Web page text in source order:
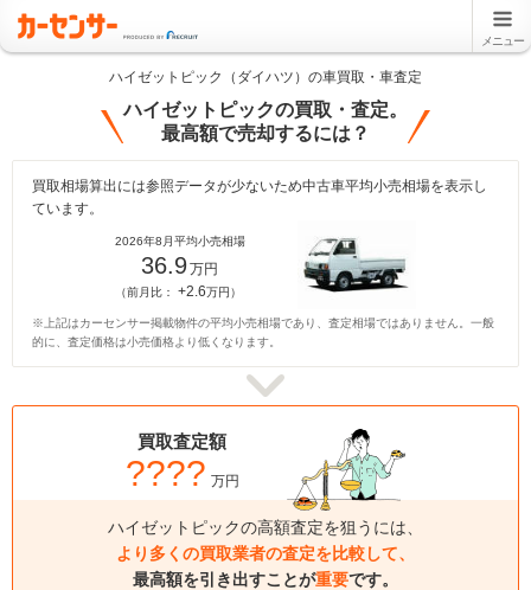
メニュー
ハイゼットピック（ダイハツ）の車買取・車査定
ハイゼットピックの買取・査定。
最高額で売却するには？
買取相場算出には参照データが少ないため中古車平均小売相場を表示し
ています。
2026年8月平均小売相場
36.9万円
（前月比： +2.6万円）
※上記はカーセンサー掲載物件の平均小売相場であり、査定相場ではありません。一般
的に、査定価格は小売価格より低くなります。
買取査定額
???? 万円
ハイゼットピックの高額査定を狙うには、
より多くの買取業者の査定を比較して、
最高額を引き出すことが重要です。